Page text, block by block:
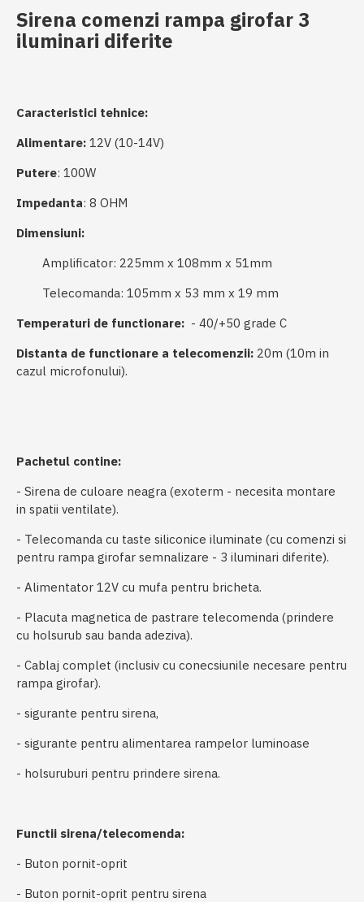
Sirena comenzi rampa girofar 3
iluminari diferite
Caracteristici tehnice:
Alimentare: 12V (10-14V)
Putere: 100W
Impedanta: 8 OHM
Dimensiuni:
Amplificator: 225mm x 108mm x 51mm
Telecomanda: 105mm x 53 mm x 19 mm
Temperaturi de functionare: - 40/+50 grade C
Distanta de functionare a telecomenzii: 20m (10m in
cazul microfonului).
Pachetul contine:
- Sirena de culoare neagra (exoterm - necesita montare
in spatii ventilate).
- Telecomanda cu taste siliconice iluminate (cu comenzi si
pentru rampa girofar semnalizare - 3 iluminari diferite).
- Alimentator 12V cu mufa pentru bricheta.
- Placuta magnetica de pastrare telecomenda (prindere
cu holsurub sau banda adeziva).
- Cablaj complet (inclusiv cu conecsiunile necesare pentru
rampa girofar).
- sigurante pentru sirena,
- sigurante pentru alimentarea rampelor luminoase
- holsuruburi pentru prindere sirena.
Functii sirena/telecomenda:
- Buton pornit-oprit
- Buton pornit-oprit pentru sirena